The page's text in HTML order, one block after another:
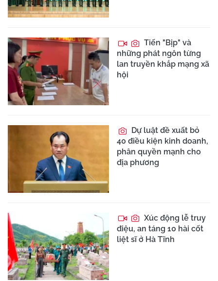
Tiến "Bịp" và
những phát ngôn từng
lan truyền khắp mạng xã
hội
Dự luật đề xuất bỏ
40 điều kiện kinh doanh,
phân quyền mạnh cho
địa phương
Xúc động lễ truy
điệu, an táng 10 hài cốt
liệt sĩ ở Hà Tĩnh